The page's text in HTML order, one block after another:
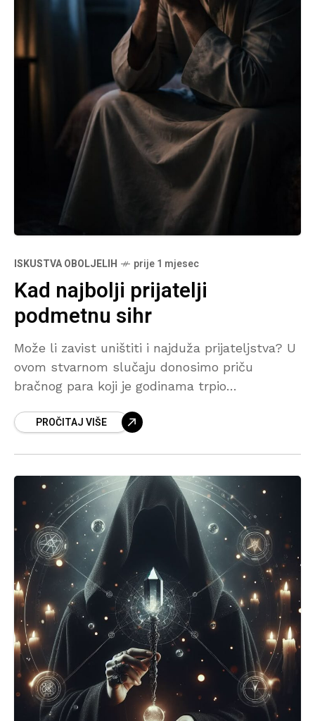
ISKUSTVA OBOLJELIH prije 1 mjesec
Kad najbolji prijatelji
podmetnu sihr
Može li zavist uništiti i najduža prijateljstva? U
ovom stvarnom slučaju donosimo priču
bračnog para koji je godinama trpio
koji su dobili tokom rukje potpuno ih je
PROČITAJ VIŠE